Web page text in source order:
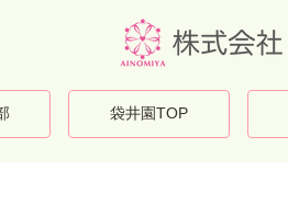
袋井園TOP